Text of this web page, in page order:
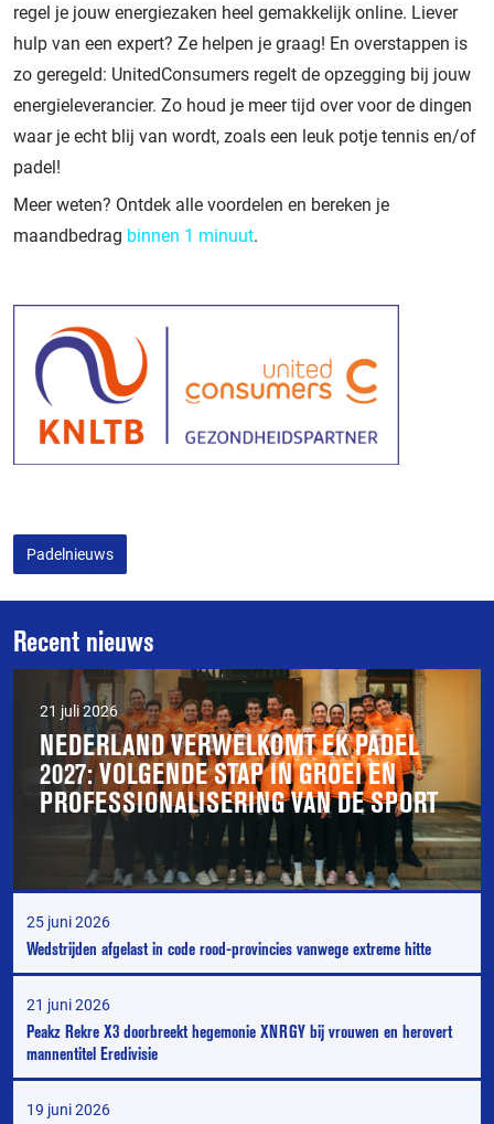
regel je jouw energiezaken heel gemakkelijk online. Liever
hulp van een expert? Ze helpen je graag! En overstappen is
zo geregeld: UnitedConsumers regelt de opzegging bij jouw
energieleverancier. Zo houd je meer tijd over voor de dingen
waar je echt blij van wordt, zoals een leuk potje tennis en/of
padel!
Meer weten? Ontdek alle voordelen en bereken je
maandbedrag binnen 1 minuut.
Padelnieuws
Recent nieuws
21 juli 2026
NEDERLAND VERWELKOMT EK PADEL
2027: VOLGENDE STAP IN GROEI EN
PROFESSIONALISERING VAN DE SPORT
25 juni 2026
Wedstrijden afgelast in code rood-provincies vanwege extreme hitte
21 juni 2026
Peakz Rekre X3 doorbreekt hegemonie XNRGY bij vrouwen en herovert
mannentitel Eredivisie
19 juni 2026